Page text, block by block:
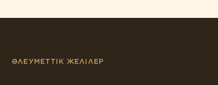
ӘЛЕУМЕТТІК ЖЕЛІЛЕР